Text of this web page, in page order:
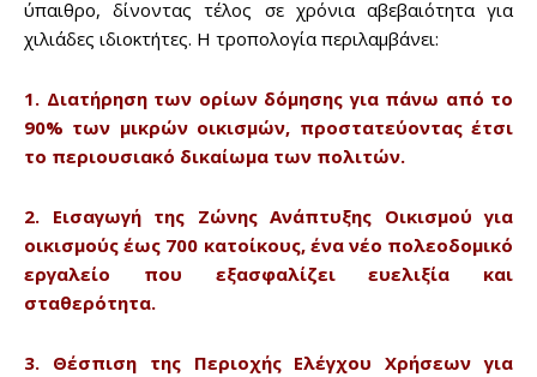
Don't miss
out!
Sing up for our newsletter
to stay in the loop.
ύπαιθρο, δίνοντας τέλος σε χρόνια αβεβαιότητα για
χιλιάδες ιδιοκτήτες. Η τροπολογία περιλαμβάνει:
1. Διατήρηση των ορίων δόμησης για πάνω από το
90% των μικρών οικισμών, προστατεύοντας έτσι
το περιουσιακό δικαίωμα των πολιτών.
2. Εισαγωγή της Ζώνης Ανάπτυξης Οικισμού για
οικισμούς έως 700 κατοίκους, ένα νέο πολεοδομικό
εργαλείο που εξασφαλίζει ευελιξία και
σταθερότητα.
3. Θέσπιση της Περιοχής Ελέγχου Χρήσεων για